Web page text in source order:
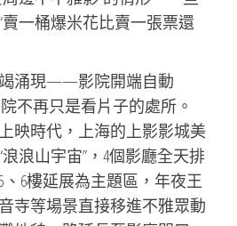
一桶爆米花比賣一張票還
涌現——影院開端自動
不再只是看片子的處所。
映時代，上海的上影影城美
浪山宇宙”，4個影廳全天排
6樓延展為主題區，年夜王
寺等場景直接移進不雅眾動